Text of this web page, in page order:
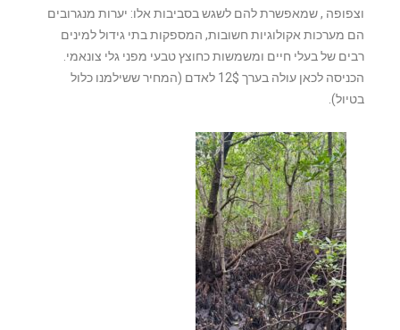
וצפופה , שמאפשרת להם לשגש בסביבות אלו: יערות מנגרובים
הם מערכות אקולוגיות חשובות, המספקות בתי גידול למינים
רבים של בעלי חיים ומשמשות כחוצץ טבעי מפני גלי צונאמי.
הכניסה לכאן עולה בערך 12$ לאדם (המחיר ששילמנו כלול
בטיול).